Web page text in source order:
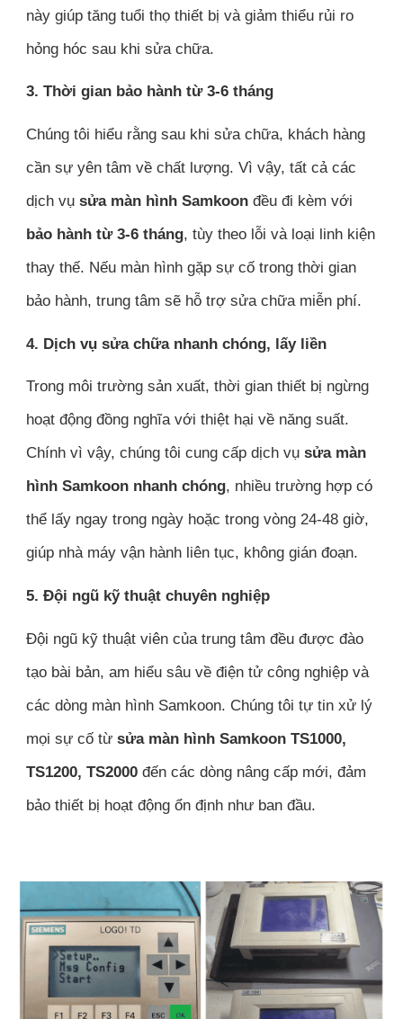
này giúp tăng tuổi thọ thiết bị và giảm thiểu rủi ro
hỏng hóc sau khi sửa chữa.
3. Thời gian bảo hành từ 3-6 tháng
Chúng tôi hiểu rằng sau khi sửa chữa, khách hàng
cần sự yên tâm về chất lượng. Vì vậy, tất cả các
dịch vụsửa màn hình Samkoon đều đi kèm với
bảo hành từ 3-6 tháng, tùy theo lỗi và loại linh kiện
thay thế. Nếu màn hình gặp sự cố trong thời gian
bảo hành, trung tâm sẽ hỗ trợ sửa chữa miễn phí.
4. Dịch vụ sửa chữa nhanh chóng, lấy liền
Trong môi trường sản xuất, thời gian thiết bị ngừng
hoạt động đồng nghĩa với thiệt hại về năng suất.
Chính vì vậy, chúng tôi cung cấp dịch vụsửa màn
hình Samkoon nhanh chóng, nhiều trường hợp có
thể lấy ngay trong ngày hoặc trong vòng 24-48 giờ,
giúp nhà máy vận hành liên tục, không gián đoạn.
5. Đội ngũ kỹ thuật chuyên nghiệp
Đội ngũ kỹ thuật viên của trung tâm đều được đào
tạo bài bản, am hiểu sâu về điện tử công nghiệp và
các dòng màn hình Samkoon. Chúng tôi tự tin xử lý
mọi sự cố từsửa màn hình Samkoon TS1000,
TS1200, TS2000 đến các dòng nâng cấp mới, đảm
bảo thiết bị hoạt động ổn định như ban đầu.